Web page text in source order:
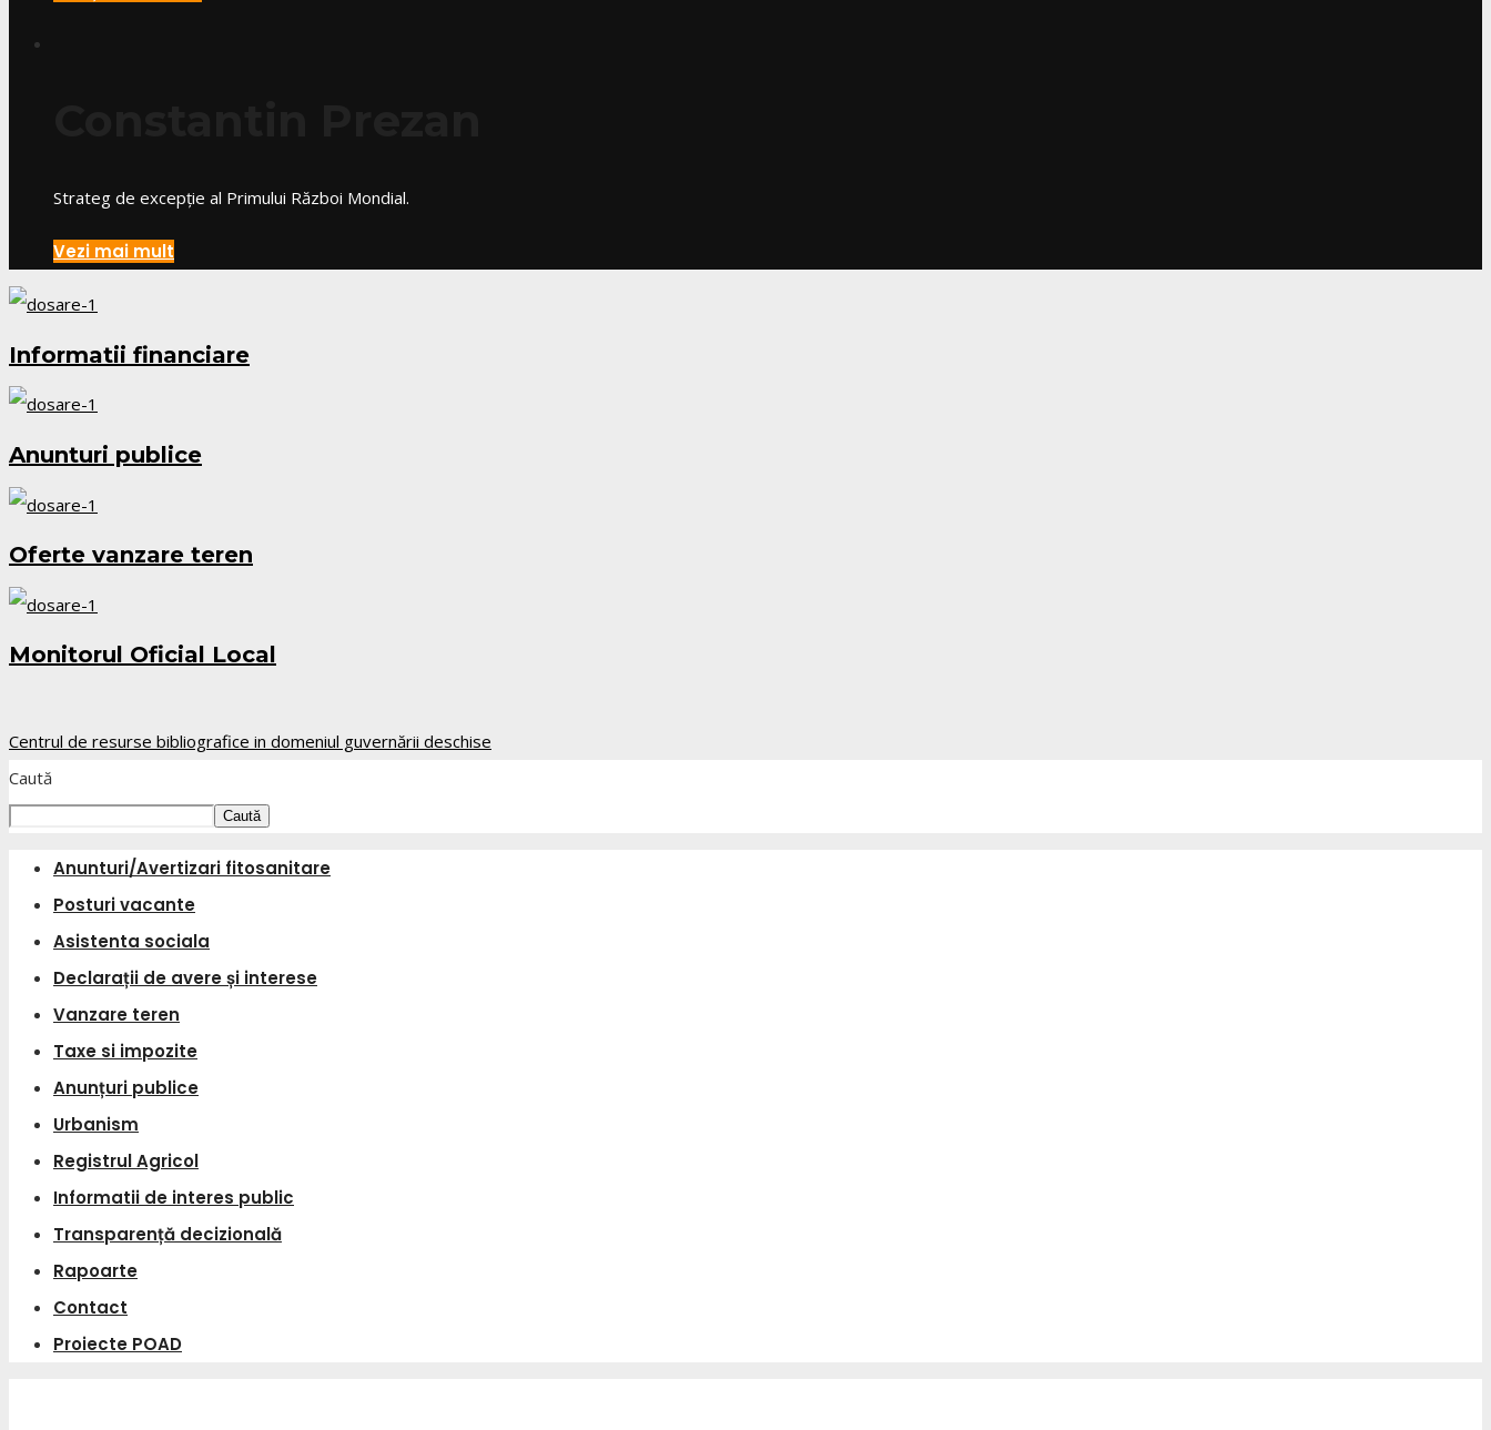
Strateg de excepție al Primului Război Mondial.
Vezi mai mult
Informatii financiare
Anunturi publice
Oferte vanzare teren
Monitorul Oficial Local
Centrul de resurse bibliografice in domeniul guvernării deschise
Caută
Caută
Anunturi/Avertizari fitosanitare
Posturi vacante
Asistenta sociala
Declarații de avere și interese
Vanzare teren
Taxe si impozite
Anunțuri publice
Urbanism
Registrul Agricol
Informatii de interes public
Transparență decizională
Rapoarte
Contact
Proiecte POAD